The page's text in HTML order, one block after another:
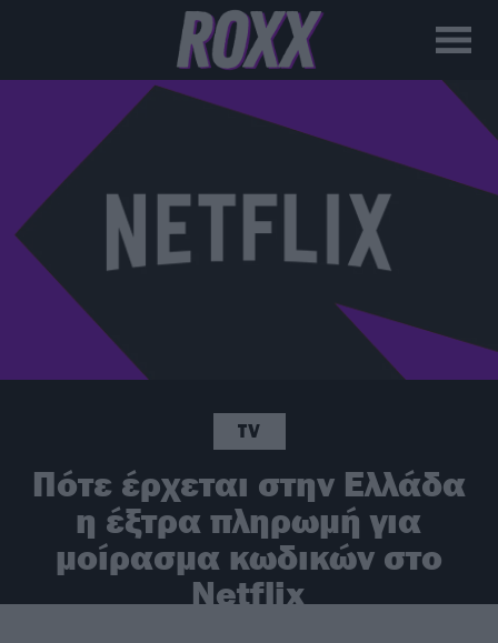
TV
Πότε έρχεται στην Ελλάδα
η έξτρα πληρωμή για
μοίρασμα κωδικών στο
Netflix